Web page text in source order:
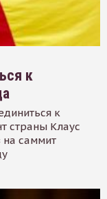
к
к
страны Клаус
на саммит